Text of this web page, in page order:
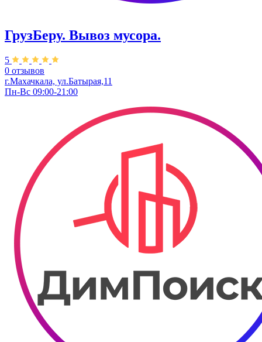
ГрузБеру. Вывоз мусора.
5
0 отзывов
г.Махачкала, ул.Батырая,11
Пн-Вс 09:00-21:00